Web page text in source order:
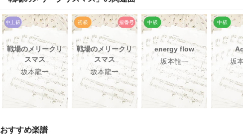
戦場のメリークリ
スマス
坂本龍一
戦場のメリークリ
スマス
坂本龍一
energy flow
坂本龍一
坂
おすすめ楽譜